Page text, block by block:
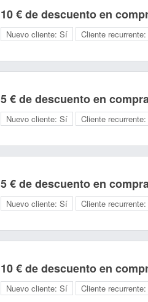
10 € de descuento en
Nuevo cliente: Sí Cliente recurrente:
5 € de descuento en
Nuevo cliente: Sí Cliente recurrente:
5 € de descuento en
Nuevo cliente: Sí Cliente recurrente:
10 € de descuento en
Nuevo cliente: Sí Cliente recurrente: